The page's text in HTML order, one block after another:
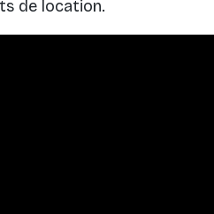
de location.